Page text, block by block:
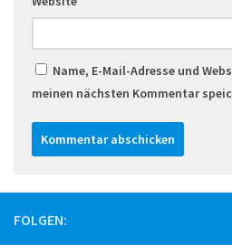
Name, E-Mail-Adresse und
meinen nächsten Kommentar
FOLGEN: